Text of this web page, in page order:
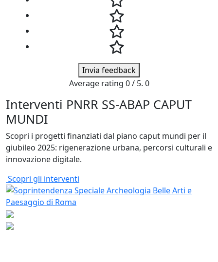
Invia feedback
Average rating 0/ 5. 0
Interventi PNRR SS-ABAP CAPUT
MUNDI
Scopri i progetti finanziati dal piano caput mundi per il
giubileo 2025: rigenerazione urbana, percorsi culturali e
innovazione digitale.
Scopri gli interventi